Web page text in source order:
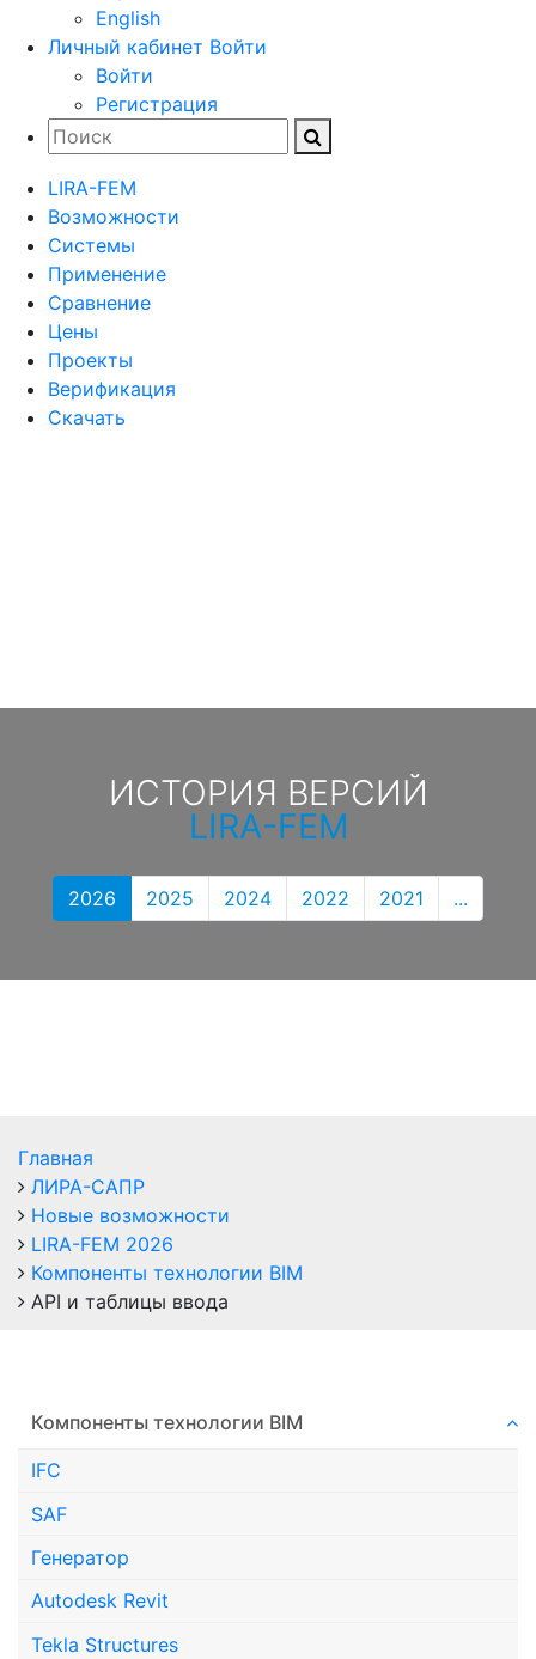
English
Личный кабинет Войти
Войти
Регистрация
LIRA-FEM
Возможности
Cистемы
Применение
Сравнение
Цены
Проекты
Верификация
Скачать
ИСТОРИЯ ВЕРСИЙ
LIRA-FEM
2026 2025 2024 2022 2021 ...
Главная
ЛИРА-САПР
Новые возможности
LIRA-FEM 2026
Компоненты технологии ВIM
API и таблицы ввода
Компоненты технологии ВIM
IFC
SAF
Генератор
Autodesk Revit
Tekla Structures